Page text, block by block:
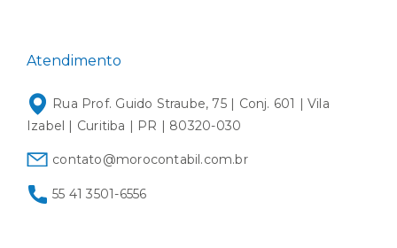
Atendimento
Rua Prof. Guido Straube, 75 | Conj. 601 | Vila
Izabel | Curitiba | PR | 80320-030
contato@morocontabil.com.br
55 41 3501-6556